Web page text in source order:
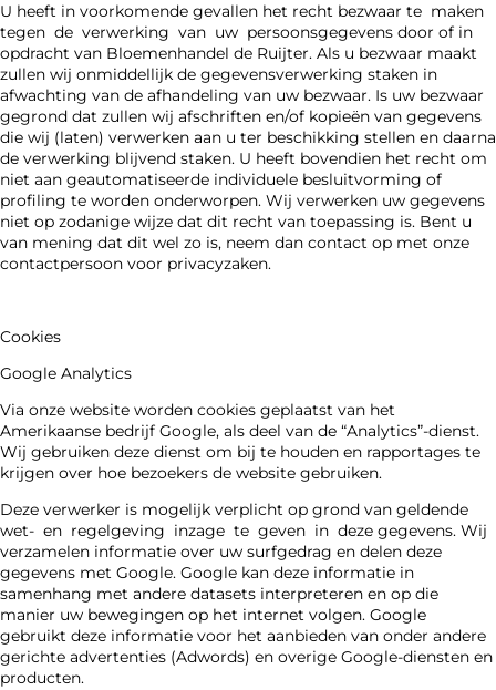
U heeft in voorkomende gevallen het recht bezwaar te maken
tegen de verwerking van uw persoonsgegevens door of in
opdracht van Bloemenhandel de Ruijter. Als u bezwaar maakt
zullen wij onmiddellijk de gegevensverwerking staken in
afwachting van de afhandeling van uw bezwaar. Is uw bezwaar
gegrond dat zullen wij afschriften en/of kopieën van gegevens
die wij (laten) verwerken aan u ter beschikking stellen en daarna
de verwerking blijvend staken. U heeft bovendien het recht om
niet aan geautomatiseerde individuele besluitvorming of
profiling te worden onderworpen. Wij verwerken uw gegevens
niet op zodanige wijze dat dit recht van toepassing is. Bent u
van mening dat dit wel zo is, neem dan contact op met onze
contactpersoon voor privacyzaken.
Cookies
Google Analytics
Via onze website worden cookies geplaatst van het
Amerikaanse bedrijf Google, als deel van de “Analytics”-dienst.
Wij gebruiken deze dienst om bij te houden en rapportages te
krijgen over hoe bezoekers de website gebruiken.
Deze verwerker is mogelijk verplicht op grond van geldende
wet- en regelgeving inzage te geven in deze gegevens. Wij
verzamelen informatie over uw surfgedrag en delen deze
gegevens met Google. Google kan deze informatie in
samenhang met andere datasets interpreteren en op die
manier uw bewegingen op het internet volgen. Google
gebruikt deze informatie voor het aanbieden van onder andere
gerichte advertenties (Adwords) en overige Google-diensten en
producten.